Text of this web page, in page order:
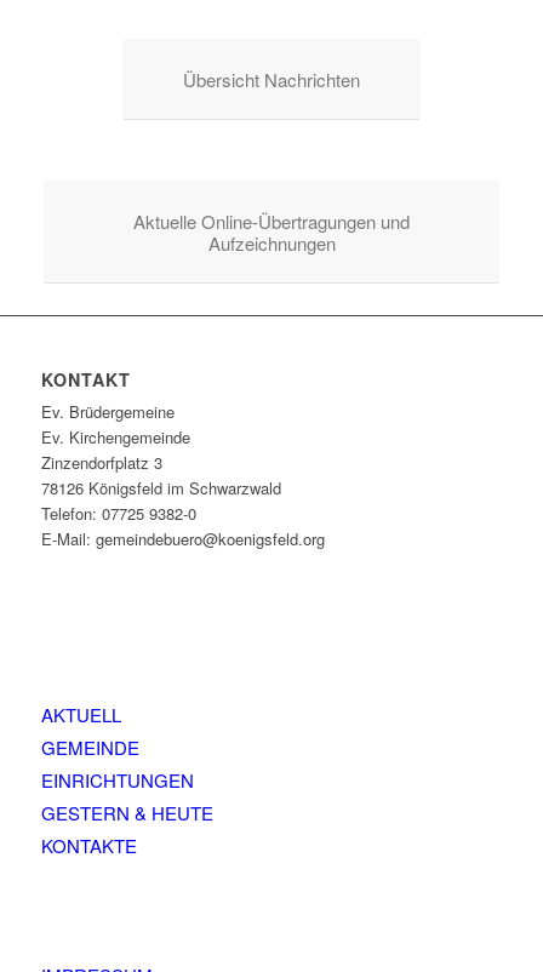
Übersicht Nachrichten
Aktuelle Online-Übertragungen und
Aufzeichnungen
KONTAKT
Ev. Brüdergemeine
Ev. Kirchengemeinde
Zinzendorfplatz 3
78126 Königsfeld im Schwarzwald
Telefon: 07725 9382-0
E-Mail: gemeindebuero@koenigsfeld.org
AKTUELL
GEMEINDE
EINRICHTUNGEN
GESTERN & HEUTE
KONTAKTE